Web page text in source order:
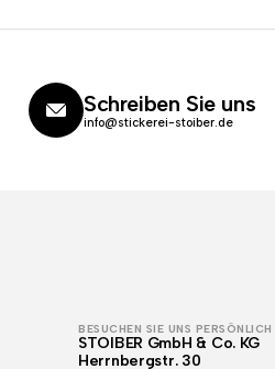
Schreiben Sie uns
info@stickerei-stoiber.de
BESUCHEN SIE UNS PERSÖNLICH
STOIBER GmbH & Co. KG
Herrnbergstr. 30